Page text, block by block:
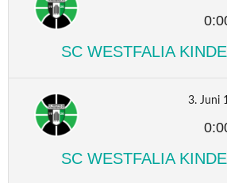
SC WESTFALIA
3. Juni
SC WESTFALIA